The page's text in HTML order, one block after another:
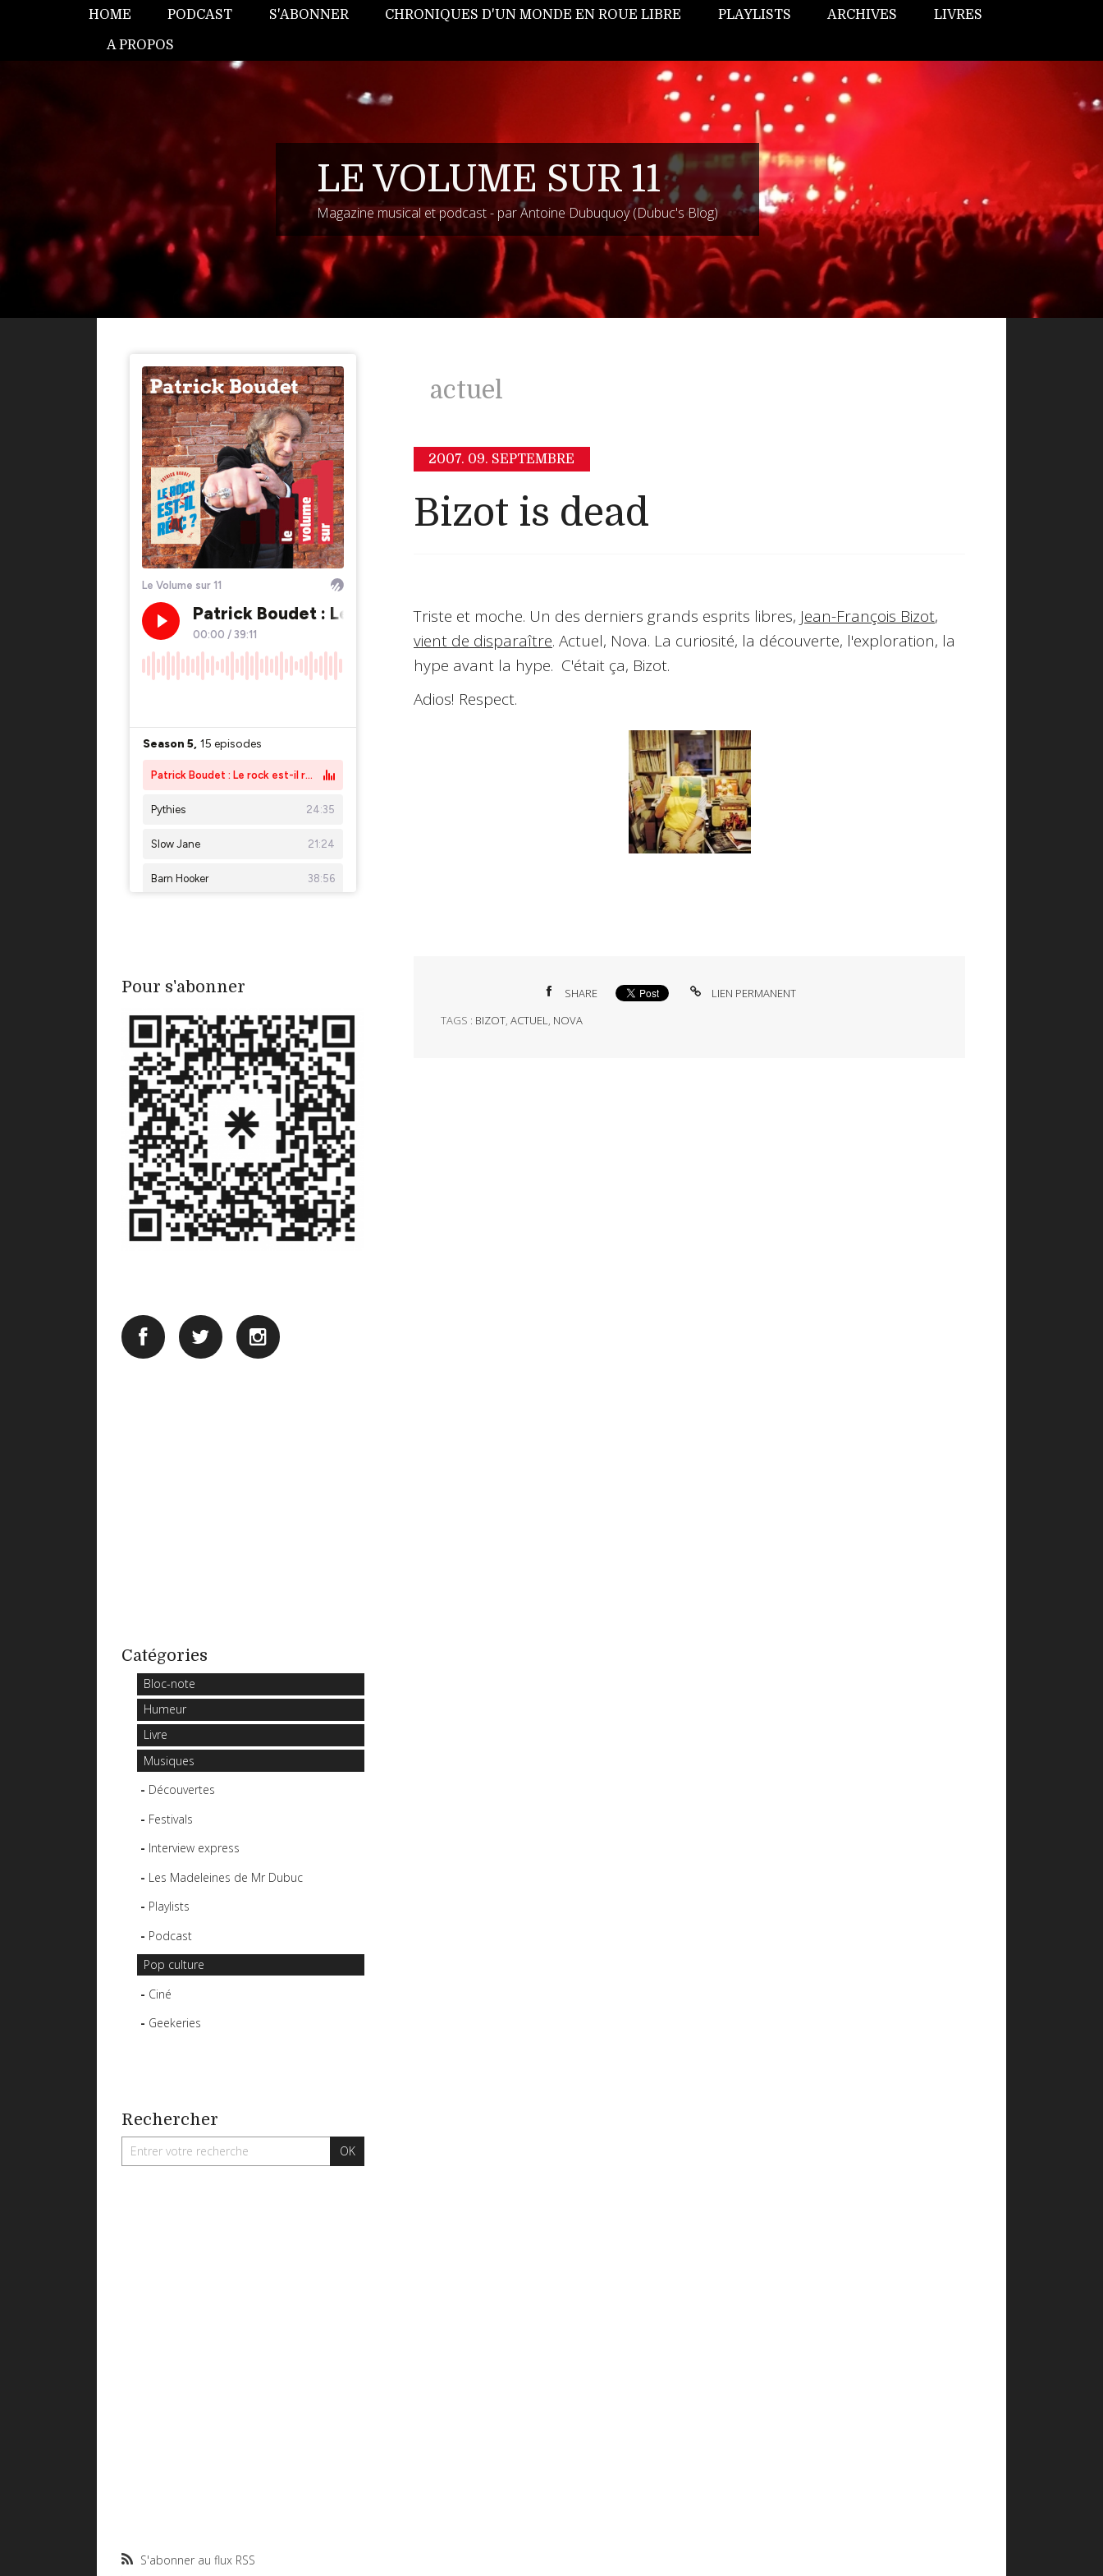
HOME PODCAST S'ABONNER CHRONIQUES D'UN MONDE EN ROUE LIBRE PLAYLISTS ARCHIVES LIVRES
A PROPOS
LE VOLUME SUR 11
Magazine musical et podcast - par Antoine Dubuquoy (Dubuc's Blog)
Pour s'abonner
Catégories
Bloc-note
Humeur
Livre
Musiques
Découvertes
Festivals
Interview express
Les Madeleines de Mr Dubuc
Playlists
Podcast
Pop culture
Ciné
Geekeries
Rechercher
S'abonner au flux RSS
actuel
2007. 09. SEPTEMBRE
Bizot is dead
Triste et moche. Un des derniers grands esprits libres, Jean-François Bizot,
vient de disparaître. Actuel, Nova. La curiosité, la découverte, l'exploration, la
hype avant la hype. C'était ça, Bizot.
Adios! Respect.
SHARE
LIEN PERMANENT
TAGS : BIZOT, ACTUEL, NOVA